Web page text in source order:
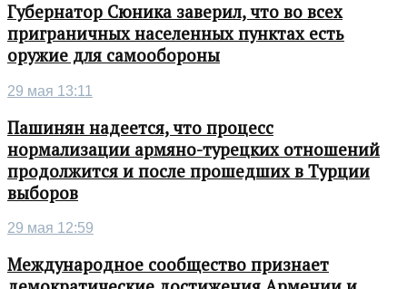
Губернатор Сюника заверил, что во всех
приграничных населенных пунктах есть
оружие для самообороны
29 мая 13:11
Пашинян надеется, что процесс
нормализации армяно-турецких отношений
продолжится и после прошедших в Турции
выборов
29 мая 12:59
Международное сообщество признает